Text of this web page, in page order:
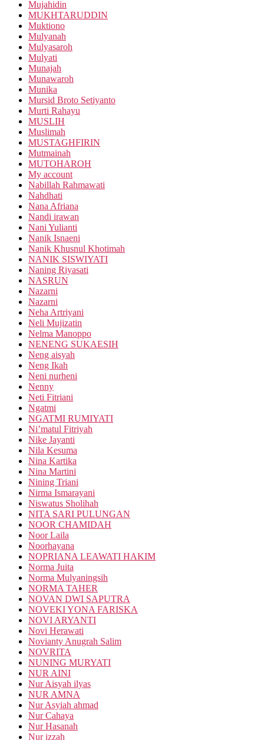
Mujahidin
MUKHTARUDDIN
Muktiono
Mulyanah
Mulyasaroh
Mulyati
Munajah
Munawaroh
Munika
Mursid Broto Setiyanto
Murti Rahayu
MUSLIH
Muslimah
MUSTAGHFIRIN
Mutmainah
MUTOHAROH
My account
Nabillah Rahmawati
Nahdhati
Nana Afriana
Nandi irawan
Nani Yulianti
Nanik Isnaeni
Nanik Khusnul Khotimah
NANIK SISWIYATI
Naning Riyasati
NASRUN
Nazarni
Nazarni
Neha Artriyani
Neli Mujizatin
Nelma Manoppo
NENENG SUKAESIH
Neng aisyah
Neng Ikah
Neni nurheni
Nenny
Neti Fitriani
Ngatmi
NGATMI RUMIYATI
Ni’matul Fitriyah
Nike Jayanti
Nila Kesuma
Nina Kartika
Nina Martini
Nining Triani
Nirma Ismarayani
Niswatus Sholihah
NITA SARI PULUNGAN
NOOR CHAMIDAH
Noor Laila
Noorhayana
NOPRIANA LEAWATI HAKIM
Norma Juita
Norma Mulyaningsih
NORMA TAHER
NOVAN DWI SAPUTRA
NOVEKI YONA FARISKA
NOVI ARYANTI
Novi Herawati
Novianty Anugrah Salim
NOVRITA
NUNING MURYATI
NUR AINI
Nur Aisyah ilyas
NUR AMNA
Nur Asyiah ahmad
Nur Cahaya
Nur Hasanah
Nur izzah